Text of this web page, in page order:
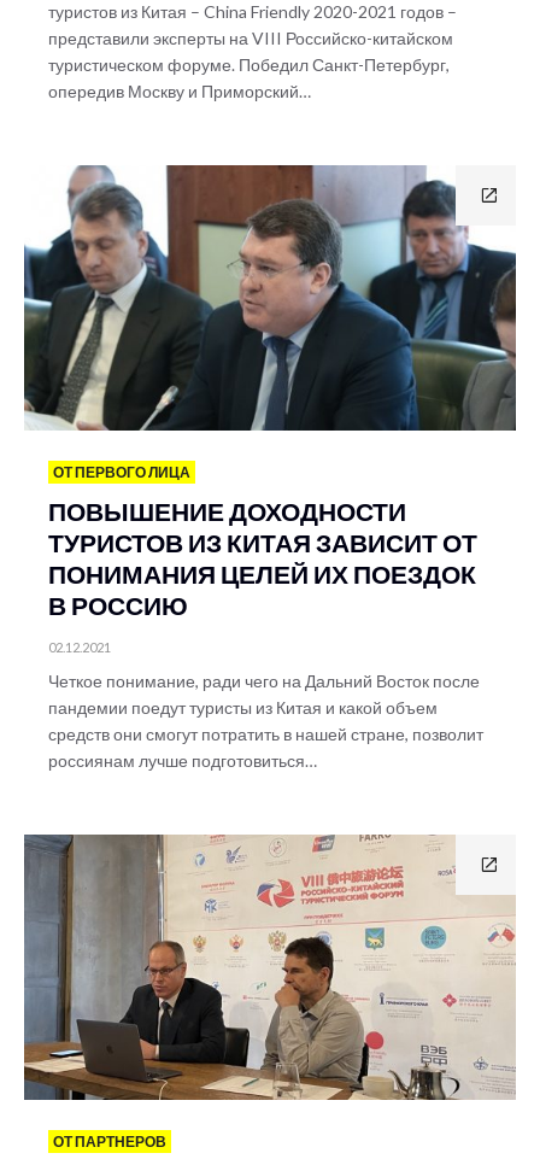
туристов из Китая – China Friendly 2020-2021 годов –
представили эксперты на VIII Российско-китайском
туристическом форуме. Победил Санкт-Петербург,
опередив Москву и Приморский…
ОТ ПЕРВОГО ЛИЦА
ПОВЫШЕНИЕ ДОХОДНОСТИ
ТУРИСТОВ ИЗ КИТАЯ ЗАВИСИТ ОТ
ПОНИМАНИЯ ЦЕЛЕЙ ИХ ПОЕЗДОК
В РОССИЮ
02.12.2021
Четкое понимание, ради чего на Дальний Восток после
пандемии поедут туристы из Китая и какой объем
средств они смогут потратить в нашей стране, позволит
россиянам лучше подготовиться…
ОТ ПАРТНЕРОВ